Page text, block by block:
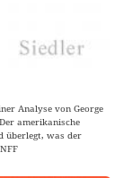
Analyse von George
amerikanische
überlegt, was der